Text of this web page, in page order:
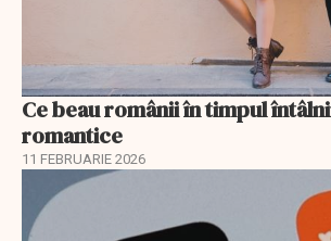
Ce beau românii în timpul
romantice
11 FEBRUARIE 2026